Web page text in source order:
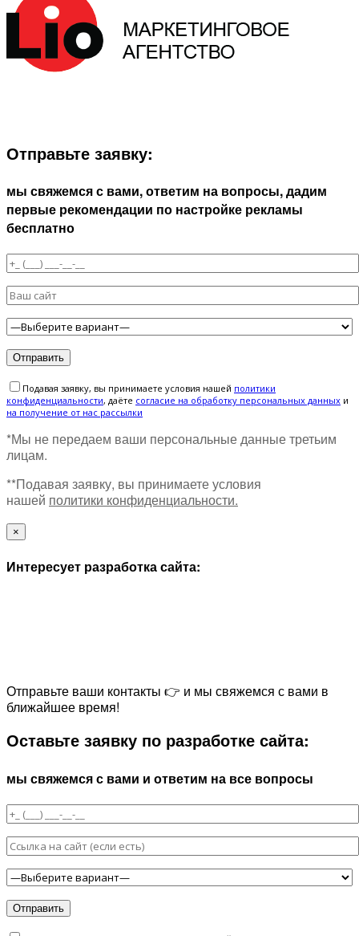
Отправьте заявку:
мы свяжемся с вами, ответим на вопросы, дадим
первые рекомендации по настройке рекламы
бесплатно
Подавая заявку, вы принимаете условия нашей политики
конфиденциальности, даёте cогласие на обработку персональных данных и
на получение от нас рассылки
*Мы не передаем ваши персональные данные третьим
лицам.
**Подавая заявку, вы принимаете условия
нашей политики конфиденциальности.
×
Интересует разработка сайта:
Отправьте ваши контакты 👉 и мы свяжемся с вами в
ближайшее время!
Оставьте заявку по разработке сайта:
мы свяжемся с вами и ответим на все вопросы